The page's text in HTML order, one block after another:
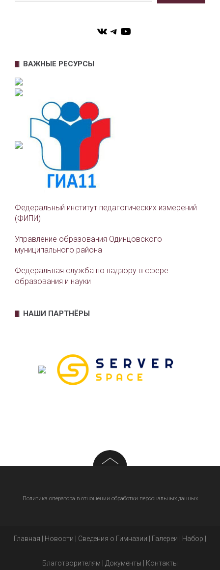
VKTelegram
YouTube
ВАЖНЫЕ РЕСУРСЫ
Федеральный институт педагогических измерений
(ФИПИ)
Управление образования Одинцовского
муниципального района
Федеральная служба по надзору в сфере
образования и науки
НАШИ ПАРТНЁРЫ
Политика оператора в отношении обработки персональных данных
Главная | Новости | Сведения о Гимназии | Галереи | Набор |
Благотворителям | Документы | Контакты